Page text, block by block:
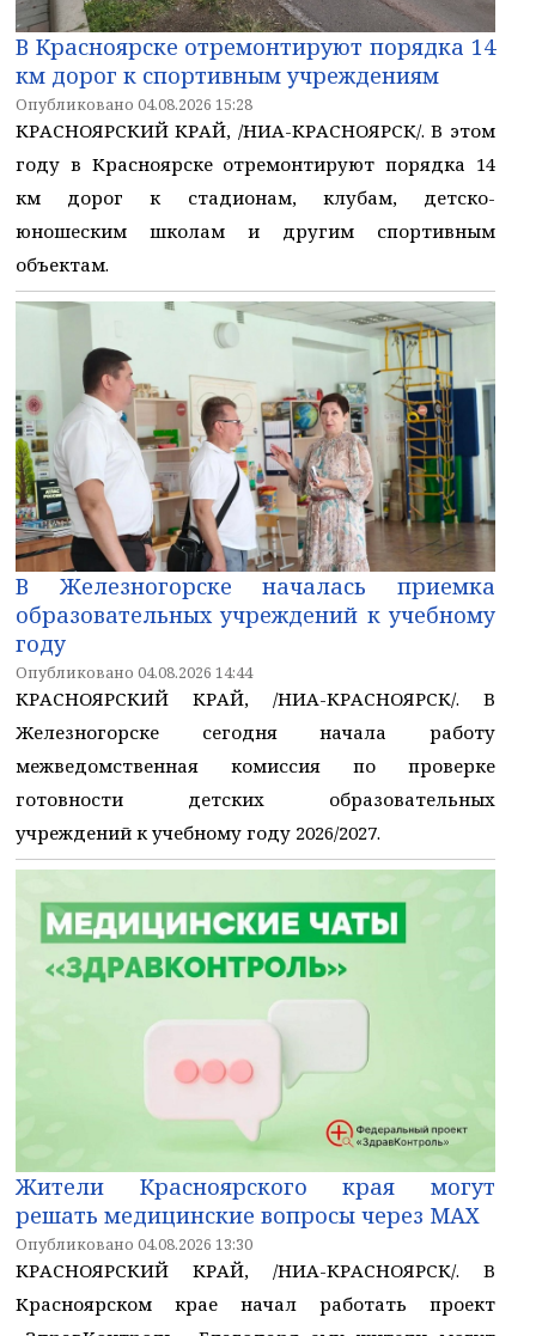
В Красноярске отремонтируют порядка 14
км дорог к спортивным учреждениям
Опубликовано 04.08.2026 15:28
КРАСНОЯРСКИЙ КРАЙ, /НИА-КРАСНОЯРСК/. В этом
году в Красноярске отремонтируют порядка 14
км дорог к стадионам, клубам, детско-
юношеским школам и другим спортивным
объектам.
В Железногорске началась приемка
образовательных учреждений к учебному
году
Опубликовано 04.08.2026 14:44
КРАСНОЯРСКИЙ КРАЙ, /НИА-КРАСНОЯРСК/. В
Железногорске сегодня начала работу
межведомственная комиссия по проверке
готовности детских образовательных
учреждений к учебному году 2026/2027.
Жители Красноярского края могут
решать медицинские вопросы через МАХ
Опубликовано 04.08.2026 13:30
КРАСНОЯРСКИЙ КРАЙ, /НИА-КРАСНОЯРСК/. В
Красноярском крае начал работать проект